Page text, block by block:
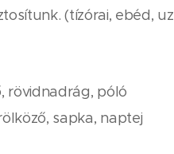
(tízórai, ebéd,
rövidnadrág, póló
sapka, naptej